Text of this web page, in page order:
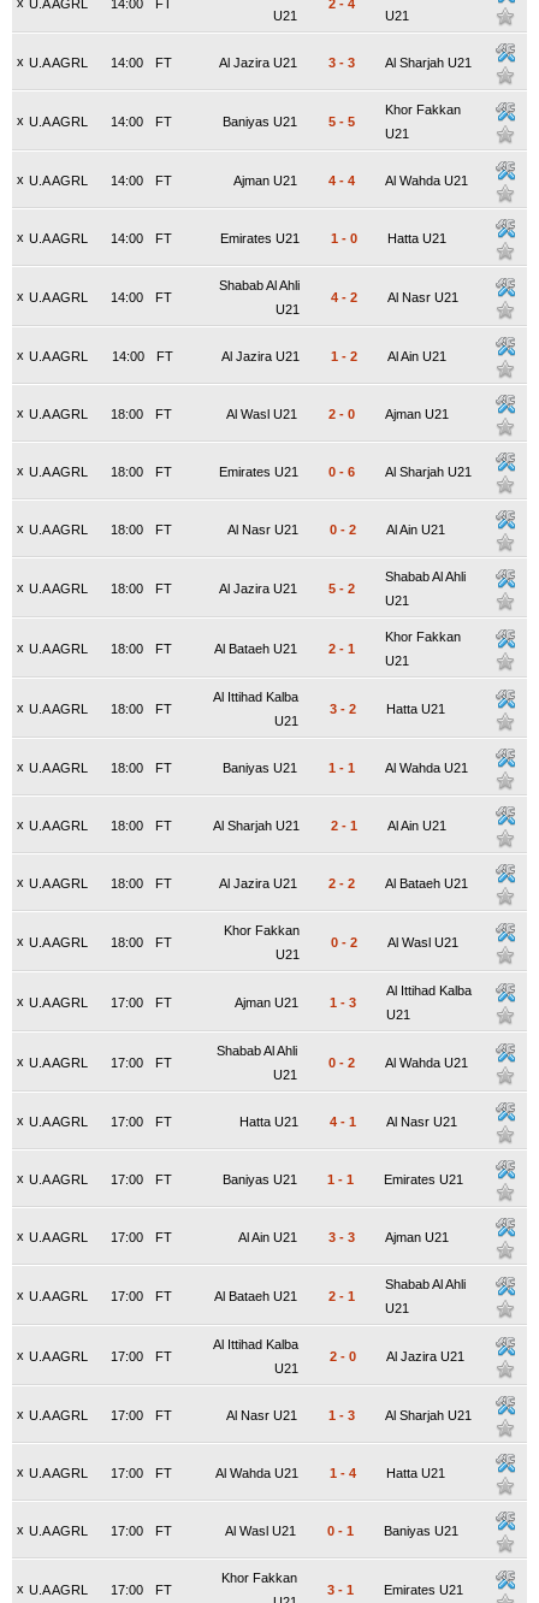
U.A AGRL FT
14:00
U21
2 - 4
U21
x U.A AGRL FT
14:00 Al Jazira U21 3 - 3 Al Sharjah U21
x U.A AGRL FT
14:00 Baniyas U21 5 - 5
Khor Fakkan
U21
x U.A AGRL FT
14:00 Ajman U21 4 - 4 Al Wahda U21
x U.A AGRL FT
14:00 Emirates U21 1 - 0 Hatta U21
x U.A AGRL FT
14:00
Shabab Al Ahli
U21
4 - 2 Al Nasr U21
x U.A AGRL FT
14:00 Al Jazira U21 1 - 2 Al Ain U21
x U.A AGRL FT
18:00 Al Wasl U21 2 - 0 Ajman U21
x U.A AGRL FT
18:00 Emirates U21 0 - 6 Al Sharjah U21
x U.A AGRL FT
18:00 Al Nasr U21 0 - 2 Al Ain U21
x U.A AGRL FT
18:00 Al Jazira U21 5 - 2
Shabab Al Ahli
U21
x U.A AGRL FT
18:00 Al Bataeh U21 2 - 1
Khor Fakkan
U21
x U.A AGRL FT
18:00
Al Ittihad Kalba
U21
3 - 2 Hatta U21
x U.A AGRL FT
18:00 Baniyas U21 1 - 1 Al Wahda U21
x U.A AGRL FT
18:00 Al Sharjah U21 2 - 1 Al Ain U21
x U.A AGRL FT
18:00 Al Jazira U21 2 - 2 Al Bataeh U21
x U.A AGRL FT
18:00
Khor Fakkan
U21
0 - 2 Al Wasl U21
x U.A AGRL FT
17:00 Ajman U21 1 - 3
Al Ittihad Kalba
U21
x U.A AGRL FT
17:00
Shabab Al Ahli
U21
0 - 2 Al Wahda U21
x U.A AGRL FT
17:00 Hatta U21 4 - 1 Al Nasr U21
x U.A AGRL FT
17:00 Baniyas U21 1 - 1 Emirates U21
x U.A AGRL FT
17:00 Al Ain U21 3 - 3 Ajman U21
x U.A AGRL FT
17:00 Al Bataeh U21 2 - 1
Shabab Al Ahli
U21
x U.A AGRL FT
17:00
Al Ittihad Kalba
U21
2 - 0 Al Jazira U21
x U.A AGRL FT
17:00 Al Nasr U21 1 - 3 Al Sharjah U21
x U.A AGRL FT
17:00 Al Wahda U21 1 - 4 Hatta U21
x U.A AGRL FT
17:00 Al Wasl U21 0 - 1 Baniyas U21
x U.A AGRL FT
17:00
Khor Fakkan
3 - 1 Emirates U21